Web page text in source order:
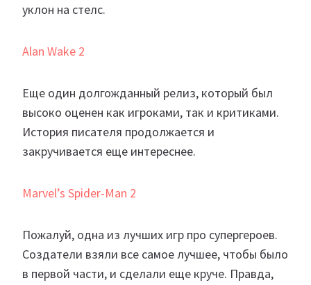
уклон на стелс.
Alan Wake 2
Еще один долгожданный релиз, который был
высоко оценен как игроками, так и критиками.
История писателя продолжается и
закручивается еще интереснее.
Marvel’s Spider-Man 2
Пожалуй, одна из лучших игр про супергероев.
Создатели взяли все самое лучшее, чтобы было
в первой части, и сделали еще круче. Правда,